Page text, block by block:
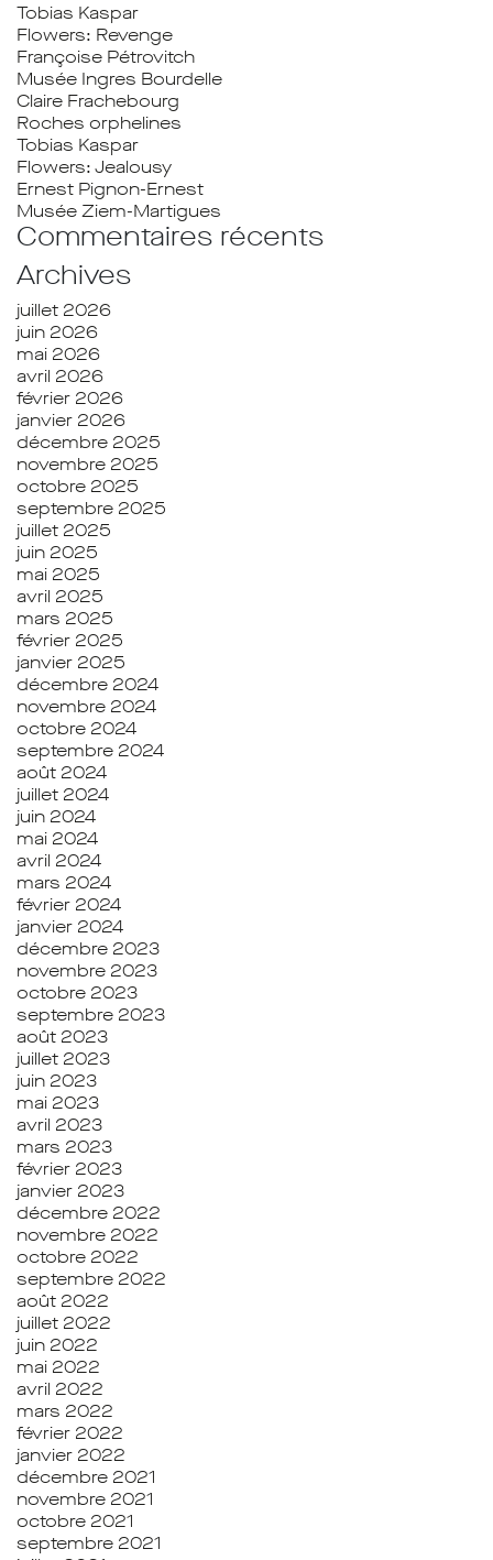
Tobias Kaspar
Flowers: Revenge
Françoise Pétrovitch
Musée Ingres Bourdelle
Claire Frachebourg
Roches orphelines
Tobias Kaspar
Flowers: Jealousy
Ernest Pignon-Ernest
Musée Ziem-Martigues
Commentaires récents
Archives
juillet 2026
juin 2026
mai 2026
avril 2026
février 2026
janvier 2026
décembre 2025
novembre 2025
octobre 2025
septembre 2025
juillet 2025
juin 2025
mai 2025
avril 2025
mars 2025
février 2025
janvier 2025
décembre 2024
novembre 2024
octobre 2024
septembre 2024
août 2024
juillet 2024
juin 2024
mai 2024
avril 2024
mars 2024
février 2024
janvier 2024
décembre 2023
novembre 2023
octobre 2023
septembre 2023
août 2023
juillet 2023
juin 2023
mai 2023
avril 2023
mars 2023
février 2023
janvier 2023
décembre 2022
novembre 2022
octobre 2022
septembre 2022
août 2022
juillet 2022
juin 2022
mai 2022
avril 2022
mars 2022
février 2022
janvier 2022
décembre 2021
novembre 2021
octobre 2021
septembre 2021